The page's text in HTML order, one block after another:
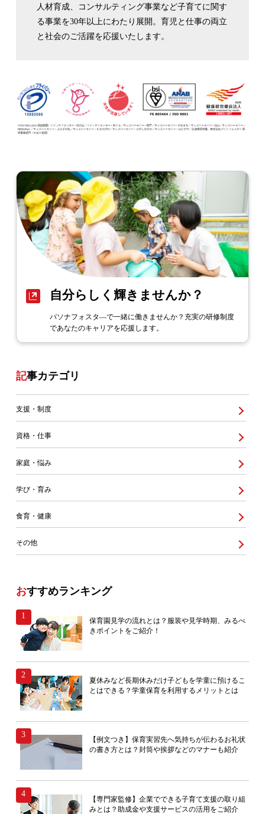
人材育成、コンサルティング事業など子育てに関す
る事業を30年以上にわたり展開。育児と仕事の両立
と社会のご活躍を応援いたします。
自分らしく輝きませんか？
パソナフォスタ―で一緒に働きませんか？充実の研修制度
であなたのキャリアを応援します。
記事カテゴリ
支援・制度
資格・仕事
家庭・悩み
学び・育み
食育・健康
その他
おすすめランキング
保育園見学の流れとは？服装や見学時期、みるべ
きポイントをご紹介！
夏休みなど長期休みだけ子どもを学童に預けるこ
とはできる？学童保育を利用するメリットとは
【例文つき】保育実習先へ気持ちが伝わるお礼状
の書き方とは？封筒や挨拶などのマナーも紹介
【専門家監修】企業でできる子育て支援の取り組
みとは？助成金や支援サービスの活用をご紹介